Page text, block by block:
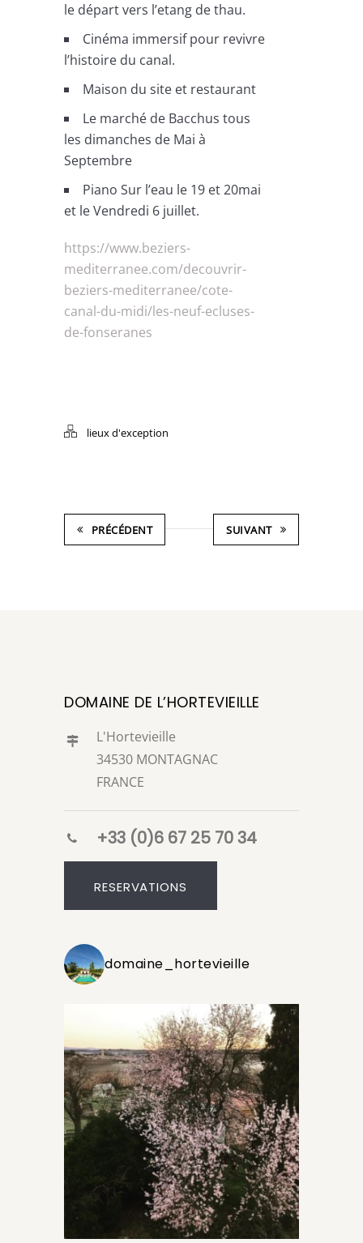
le départ vers l’etang de thau.
Cinéma immersif pour revivre
l’histoire du canal.
Maison du site et restaurant
Le marché de Bacchus tous
les dimanches de Mai à
Septembre
Piano Sur l’eau le 19 et 20mai
et le Vendredi 6 juillet.
https://www.beziers-
mediterranee.com/decouvrir-
beziers-mediterranee/cote-
canal-du-midi/les-neuf-ecluses-
de-fonseranes
lieux d'exception
PRÉCÉDENT SUIVANT
DOMAINE DE L’HORTEVIEILLE
L'Hortevieille
34530 MONTAGNAC
FRANCE
+33 (0)6 67 25 70 34
RESERVATIONS
domaine_hortevieille